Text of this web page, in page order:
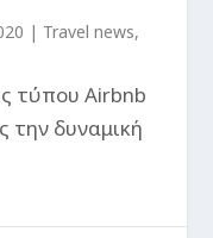
| Travel news,
τύπου Airbnb
την δυναμική